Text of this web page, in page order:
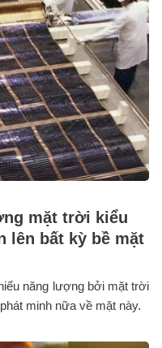
mặt trời kiểu
lên bất kỳ bề mặt
năng lượng bởi mặt trời
minh nữa về mặt này.